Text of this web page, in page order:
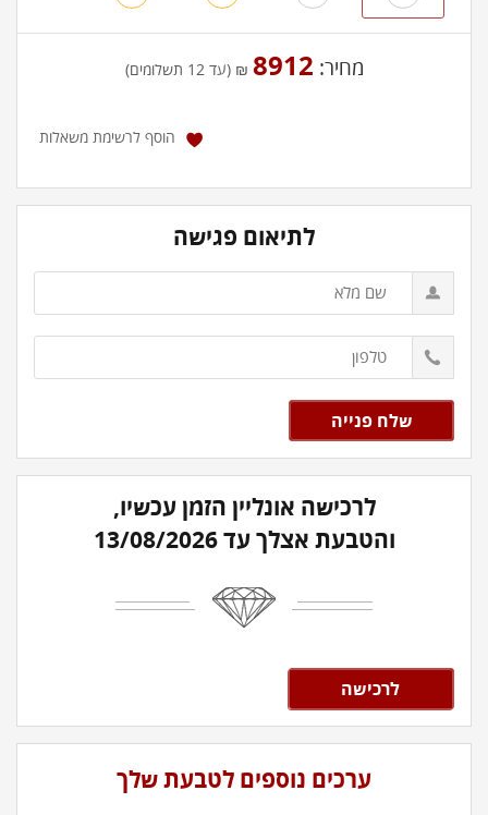
מחיר: 8912 ₪ (עד 12 תשלומים)
הוסף לרשימת משאלות
לתיאום פגישה
לרכישה אונליין הזמן עכשיו,
והטבעת אצלך עד 13/08/2026
לרכישה
ערכים נוספים לטבעת שלך